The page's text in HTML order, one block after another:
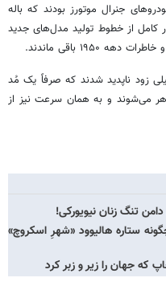
تنها خودروهای جنرال موتورز بودند که باله
این باله‌ها تا سال ۱۹۶۵ به‌ طور کامل از خطوط تولید مدل‌های جدید
باقی ماندند.
زود ناپدید شدند که صرفاً یک مُد
می‌شوند و به همان سرعت نیز از
تنگ زنان نیویورکی!
ستاره هالیوود «شهرِ اسکروچ»
جهان را زیر و زبر کرد